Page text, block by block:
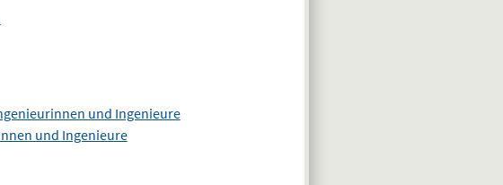
und Ingenieure
und Ingenieure